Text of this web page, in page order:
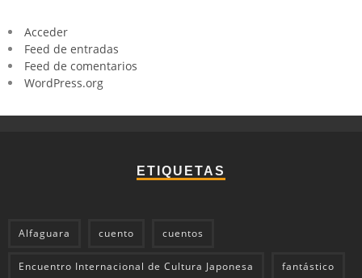
Acceder
Feed de entradas
Feed de comentarios
WordPress.org
ETIQUETAS
Alfaguara cuento cuentos
Encuentro Internacional de Cultura Japonesa fantástico